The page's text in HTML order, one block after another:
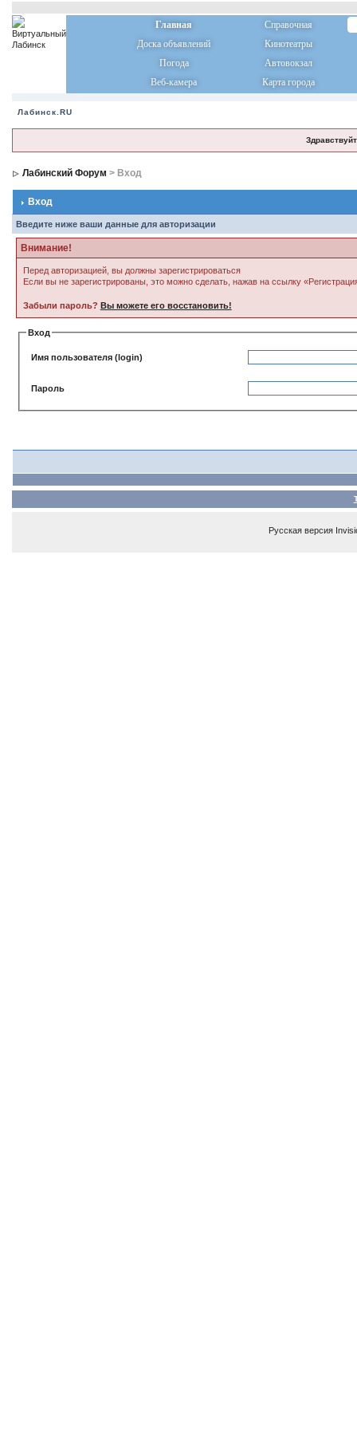
Главная
Справочная
Доска объявлений
Кинотеатры
Погода
Автовокзал
Веб-камера
Карта города
Лабинск.RU
Лабинский Форум > Вход
Вход
Введите ниже ваши данные для авторизации
Внимание!
Перед авторизацией, вы должны зарегистрироваться
Если вы не зарегистрированы, это можно сделать, нажав на ссылку
Забыли пароль? Вы можете его восстановить!
Вход
Имя пользователя (login)
Пароль
Русская версия